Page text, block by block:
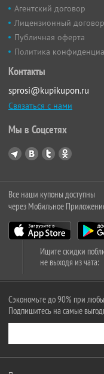
Агентский договор
Лицензионный договор
Публичная оферта
Политика
Контакты
sprosi@kupikupon.ru
Связаться с нами
Мы в Соцсетях
Все наши купоны доступны
через Мобильное
Ищите скидки
не выходя из чата:
Сэкономьте до 90% при
Подпишитесь на самые